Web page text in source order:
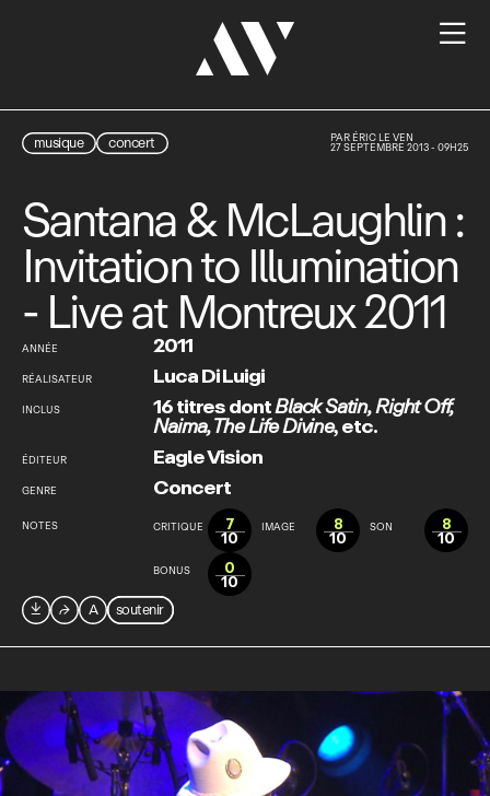

musique concert PAR ÉRIC LE VEN
27 SEPTEMBRE 2013 - 09H25
Santana & McLaughlin :
Invitation to Illumination
- Live at Montreux 2011
ANNÉE 2011
RÉALISATEUR Luca Di Luigi
INCLUS 16 titres dontBlack Satin,Right Off,
Naima,The Life Divine,etc.
ÉDITEUR Eagle Vision
GENRE Concert
NOTES CRITIQUE 7
10
IMAGE 8
10
SON 8
10
BONUS 0
10

⮫ A soutenir